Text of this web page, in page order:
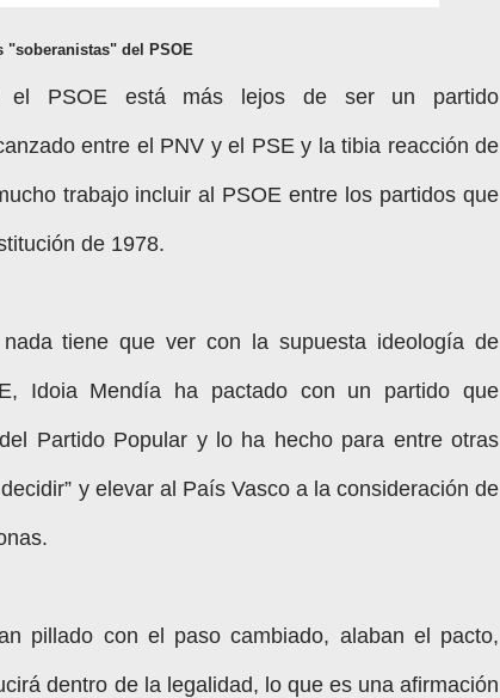
"soberanistas" del PSOE
PSOE está más lejos de ser un partido
entre el PNV y el PSE y la tibia reacción de
trabajo incluir al PSOE entre los partidos que
de 1978.
tiene que ver con la supuesta ideología de
Idoia Mendía ha pactado con un partido que
Partido Popular y lo ha hecho para entre otras
y elevar al País Vasco a la consideración de
pillado con el paso cambiado, alaban el pacto,
dentro de la legalidad, lo que es una afirmación